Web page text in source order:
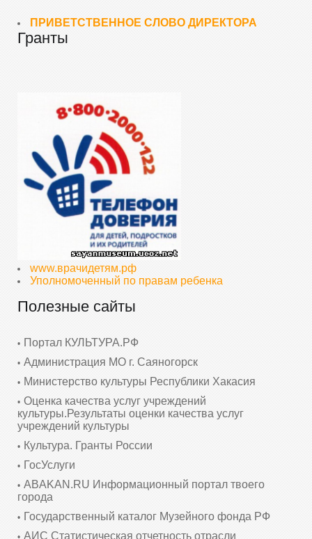
ПРИВЕТСТВЕННОЕ СЛОВО ДИРЕКТОРА
Гранты
www.врачидетям.рф
Уполномоченный по правам ребенка
Полезные сайты
Портал КУЛЬТУРА.РФ
Администрация МО г. Саяногорск
Министерство культуры Республики Хакасия
Оценка качества услуг учреждений
культуры.Результаты оценки качества услуг
учреждений культуры
Культура. Гранты России
ГосУслуги
ABAKAN.RU Информационный портал твоего
города
Государственный каталог Музейного фонда РФ
АИС Статистическая отчетность отрасли